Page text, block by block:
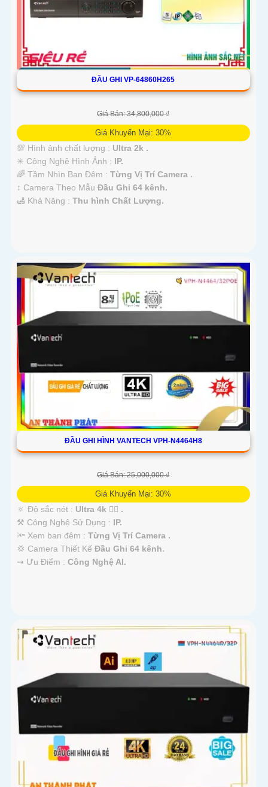
ĐẦU GHI VP-64860H265
Giá Bán: 34,800,000 ₫
Giá Khuyến Mại: 30%
💯 Hình ảnh chất lượng : Ultra 2k .
✳️ Công Nghệ Hình Ảnh : IP.
🌈 Tầm Nhìn Ban Đêm : Từng Vị Trí Camera .
↕️ Camera Theo Mẫu Đầu Ghi 64 kênh.
️🛃 Khả Năng : Thu hình Chất Lượng.
ĐẦU GHI HÌNH VANTECH VPH-N4464H8
Giá Bán: 25,000,000 ₫
Giá Khuyến Mại: 30%
🔅 Độ sắc nét : Ultra 4k 👍🏾 .
⚒ Công Nghệ Sử Dụng : IP.
🔦 Xem ban đêm : Từng Vị Trí Camera .
💢 Camera Thiết Kế Đầu Ghi 64 kênh.
️⇝ Ưu Điểm : Công Nghệ AI.